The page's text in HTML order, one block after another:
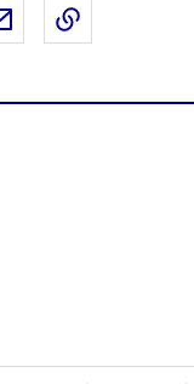
sur LinkedIn
Partager par email
Copier le